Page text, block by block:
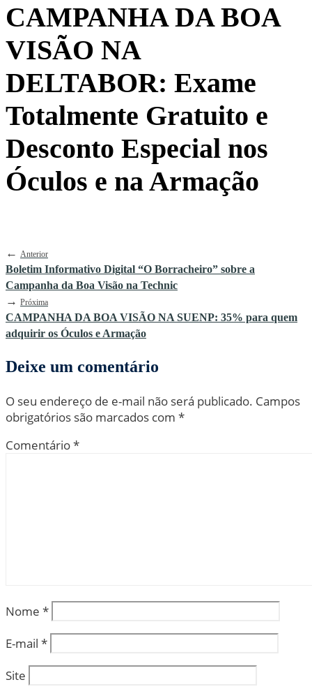
CAMPANHA DA BOA
VISÃO NA
DELTABOR: Exame
Totalmente Gratuito e
Desconto Especial nos
Óculos e na Armação
← Anterior
Boletim Informativo Digital “O Borracheiro” sobre a
Campanha da Boa Visão na Technic
→ Próxima
CAMPANHA DA BOA VISÃO NA SUENP: 35% para quem
adquirir os Óculos e Armação
Deixe um comentário
O seu endereço de e-mail não será publicado. Campos
obrigatórios são marcados com *
Comentário*
Nome *
E-mail *
Site